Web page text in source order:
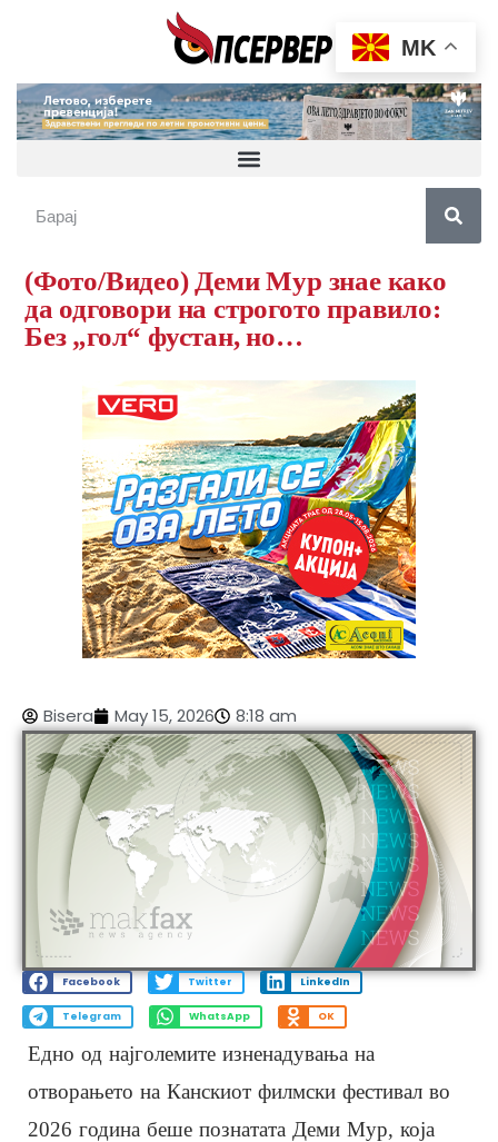
(Фото/Видео) Деми Мур знае како
да одговори на строгото правило:
Без „гол“ фустан, но…
Bisera May 15, 2026 8:18 am
Facebook Twitter LinkedIn
Telegram WhatsApp OK
Едно од најголемите изненадувања на
отворањето на Канскиот филмски фестивал во
2026 година беше познатата Деми Мур, која
MK